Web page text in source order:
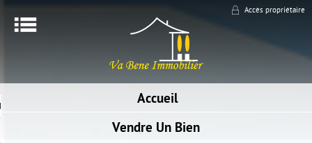
Accès propriétaire
Accueil
Vendre Un Bien
ACCUEIL
RECHERCHER UN BIEN